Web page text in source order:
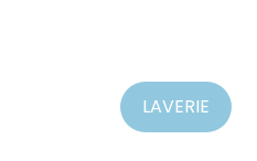
LAVERIE